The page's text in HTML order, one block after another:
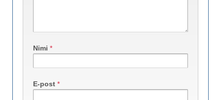
Nimi *
E-post *